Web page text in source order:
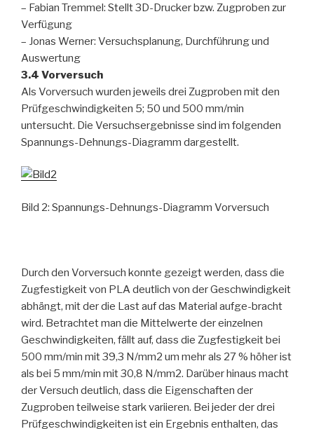
– Fabian Tremmel: Stellt 3D-Drucker bzw. Zugproben zur
Verfügung
– Jonas Werner: Versuchsplanung, Durchführung und
Auswertung
3.4 Vorversuch
Als Vorversuch wurden jeweils drei Zugproben mit den
Prüfgeschwindigkeiten 5; 50 und 500 mm/min
untersucht. Die Versuchsergebnisse sind im folgenden
Spannungs-Dehnungs-Diagramm dargestellt.
Bild 2: Spannungs-Dehnungs-Diagramm Vorversuch
Durch den Vorversuch konnte gezeigt werden, dass die
Zugfestigkeit von PLA deutlich von der Geschwindigkeit
abhängt, mit der die Last auf das Material aufge-bracht
wird. Betrachtet man die Mittelwerte der einzelnen
Geschwindigkeiten, fällt auf, dass die Zugfestigkeit bei
500 mm/min mit 39,3 N/mm2 um mehr als 27 % höher ist
als bei 5 mm/min mit 30,8 N/mm2. Darüber hinaus macht
der Versuch deutlich, dass die Eigenschaften der
Zugproben teilweise stark variieren. Bei jeder der drei
Prüfgeschwindigkeiten ist ein Ergebnis enthalten, das